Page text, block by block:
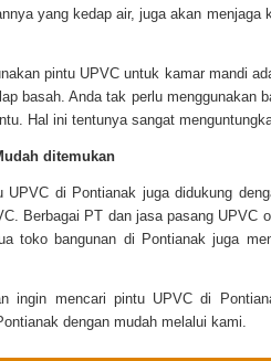
yang kedap air, juga akan menjaga
pintu UPVC untuk kamar mandi
basah. Anda tak perlu menggunakan
Hal ini tentunya sangat
ditemukan
UPVC di Pontianak juga didukung
Berbagai PT dan jasa pasang UPVC
toko bangunan di Pontianak juga
ingin mencari pintu UPVC di
dengan mudah melalui kami.